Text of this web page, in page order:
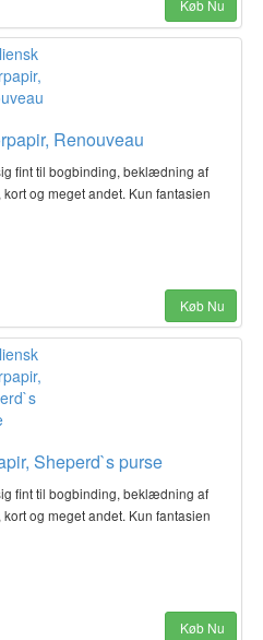
Køb Nu
Renouveau
fint til bogbinding, beklædning af
og meget andet. Kun fantasien
Køb Nu
Sheperd`s purse
fint til bogbinding, beklædning af
og meget andet. Kun fantasien
Køb Nu